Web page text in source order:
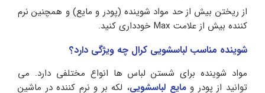
از ریختن بیش از حد مواد شوینده (پودر و مایع) و همچنین نرم
کننده بیش از علامت Max خودداری کنید.
شوینده مناسب لباسشویی کرال چه ویژگی دارد؟
مواد شوینده برای شستن لباس ها انواع مختلفی دارد. می
توانید از پودر ومایع لباسشویی، لکه بر و نرم کننده در ماشین